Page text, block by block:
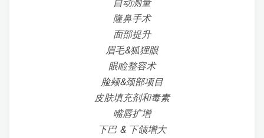
隆鼻手术
面部提升
眉毛&狐狸眼
眼睑整容术
脸颊&颈部项目
皮肤填充剂和毒素
嘴唇扩增
下巴 & 下颌增大